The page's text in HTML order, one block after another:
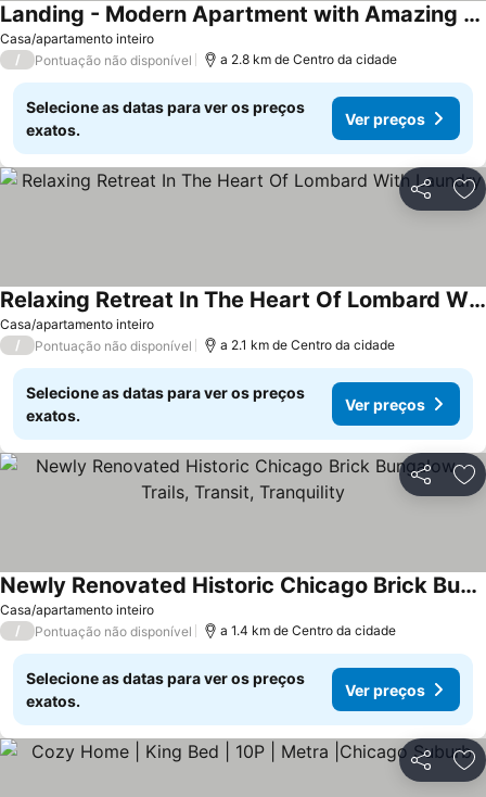
Casa/apartamento inteiro
Landing - Modern Apartment with Amazing Amenities (ID8724X56)
/ Pontuação não disponível a 2.8 km de Centro da cidade
Selecione as datas para ver os preços
exatos.
Ver preços
Partilhar
Casa/apartamento inteiro
Relaxing Retreat In The Heart Of Lombard With Laundry
/ Pontuação não disponível a 2.1 km de Centro da cidade
Selecione as datas para ver os preços
exatos.
Ver preços
Partilhar
Casa/apartamento inteiro
Newly Renovated Historic Chicago Brick Bungalow - Trails, Transit, Tranquility
/ Pontuação não disponível a 1.4 km de Centro da cidade
Selecione as datas para ver os preços
exatos.
Ver preços
Partilhar